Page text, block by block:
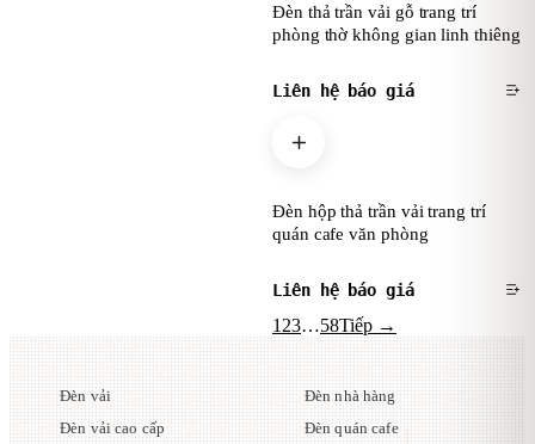
Đèn thả trần vải gỗ trang trí
phòng thờ không gian linh thiêng
Liên hệ báo giá
Đèn hộp thả trần vải trang trí
quán cafe văn phòng
Liên hệ báo giá
1 23…58Tiếp →
Đèn vải
Đèn vải cao cấp
Đèn nhà hàng
Đèn quán cafe